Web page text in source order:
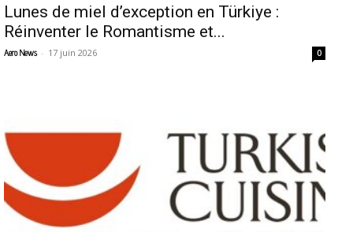
Lunes de miel d’exception en Türkiye :
Réinventer le Romantisme et...
Aero News - 17 juin 2026 0